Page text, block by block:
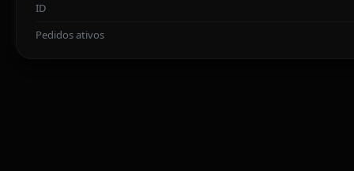
ID
Pedidos ativos